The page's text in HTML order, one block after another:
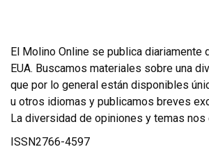
El Molino Online se publica diariamente
EUA. Buscamos materiales sobre una
que por lo general están disponibles
u otros idiomas y publicamos breves
La diversidad de opiniones y temas nos
ISSN2766-4597